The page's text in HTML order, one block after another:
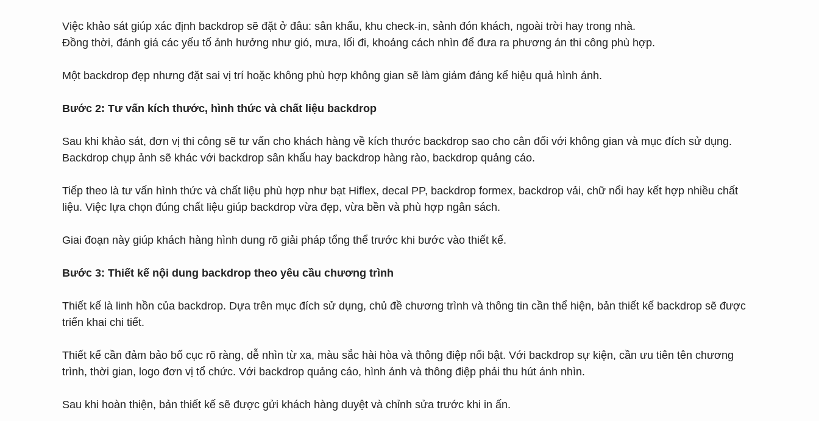
Việc khảo sát giúp xác định backdrop sẽ đặt ở đâu: sân khấu, khu check-in, sảnh đón khách, ngoài trời hay trong nhà.
Đồng thời, đánh giá các yếu tố ảnh hưởng như gió, mưa, lối đi, khoảng cách nhìn để đưa ra phương án thi công phù hợp.
Một backdrop đẹp nhưng đặt sai vị trí hoặc không phù hợp không gian sẽ làm giảm đáng kể hiệu quả hình ảnh.
Bước 2: Tư vấn kích thước, hình thức và chất liệu backdrop
Sau khi khảo sát, đơn vị thi công sẽ tư vấn cho khách hàng về kích thước backdrop sao cho cân đối với không gian và mục đích sử dụng.
Backdrop chụp ảnh sẽ khác với backdrop sân khấu hay backdrop hàng rào, backdrop quảng cáo.
Tiếp theo là tư vấn hình thức và chất liệu phù hợp như bạt Hiflex, decal PP, backdrop formex, backdrop vải, chữ nổi hay kết hợp nhiều chất
liệu. Việc lựa chọn đúng chất liệu giúp backdrop vừa đẹp, vừa bền và phù hợp ngân sách.
Giai đoạn này giúp khách hàng hình dung rõ giải pháp tổng thể trước khi bước vào thiết kế.
Bước 3: Thiết kế nội dung backdrop theo yêu cầu chương trình
Thiết kế là linh hồn của backdrop. Dựa trên mục đích sử dụng, chủ đề chương trình và thông tin cần thể hiện, bản thiết kế backdrop sẽ được
triển khai chi tiết.
Thiết kế cần đảm bảo bố cục rõ ràng, dễ nhìn từ xa, màu sắc hài hòa và thông điệp nổi bật. Với backdrop sự kiện, cần ưu tiên tên chương
trình, thời gian, logo đơn vị tổ chức. Với backdrop quảng cáo, hình ảnh và thông điệp phải thu hút ánh nhìn.
Sau khi hoàn thiện, bản thiết kế sẽ được gửi khách hàng duyệt và chỉnh sửa trước khi in ấn.